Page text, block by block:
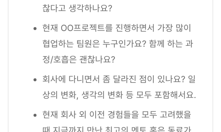
찮다고 생각하나요?
현재 OO프로젝트를 진행하면서 가장 많이
협업하는 팀원은 누구인가요? 함께 하는 과
정/호흡은 괜찮나요?
회사에 다니면서 좀 달라진 점이 있나요? 일
상의 변화, 생각의 변화 등 모두 포함해서요.
현재 회사 외 이전 경험들을 모두 고려했을